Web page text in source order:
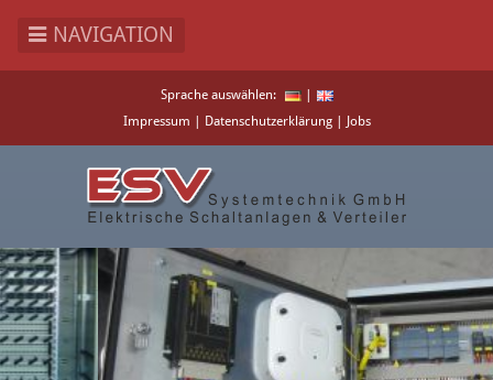
NAVIGATION
Sprache auswählen:
Impressum
Datenschutzerklärung| Jobs